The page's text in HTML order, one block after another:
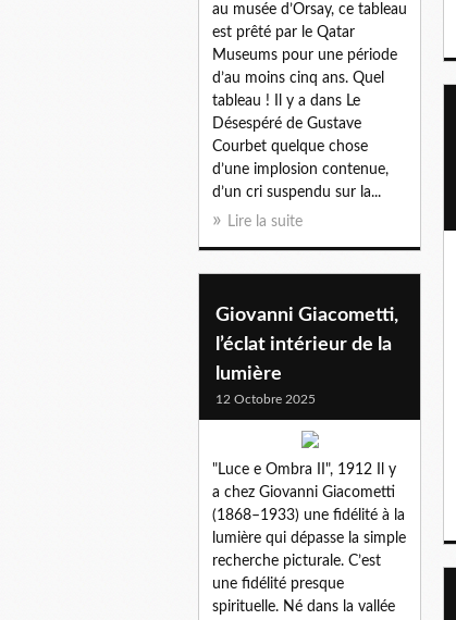
au musée d’Orsay, ce tableau
est prêté par le Qatar
Museums pour une période
d’au moins cinq ans. Quel
tableau ! Il y a dans Le
Désespéré de Gustave
Courbet quelque chose
d’une implosion contenue,
d’un cri suspendu sur la...
Lire la suite
Giovanni Giacometti,
l’éclat intérieur de la
lumière
12 Octobre 2025
"Luce e Ombra II", 1912 Il y
a chez Giovanni Giacometti
(1868–1933) une fidélité à la
lumière qui dépasse la simple
recherche picturale. C’est
une fidélité presque
spirituelle. Né dans la vallée